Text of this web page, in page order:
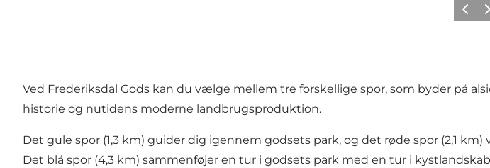
Forrige
Ved Frederiksdal Gods kan du vælge mellem tre forskellige spor, som byder på
historie og nutidens moderne landbrugsproduktion.
Det gule spor (1,3 km) guider dig igennem godsets park, og det røde spor (2,1 km)
Det blå spor (4,3 km) sammenføjer en tur i godsets park med en tur i